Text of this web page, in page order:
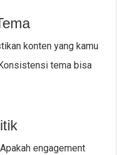
konten yang kamu
tema bisa
engagement